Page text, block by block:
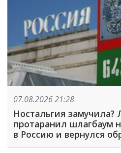
07.08.2026 21:28
Ностальгия замучила?
протаранил шлагбаум
в Россию и вернулся